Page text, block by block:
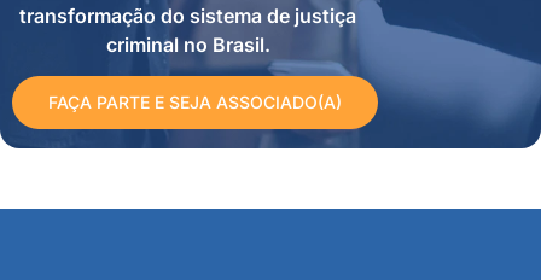
transformação do sistema de justiça
criminal no Brasil.
FAÇA PARTE E SEJA ASSOCIADO(A)